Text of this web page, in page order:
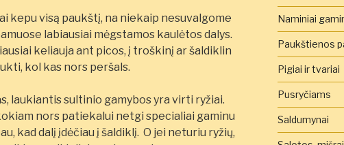
kepu visą paukštį, na niekaip nesuvalgome
labiausiai mėgstamos kaulėtos dalys.
keliauja ant picos, į troškinį ar šaldiklin
kol kas nors peršals.
laukiantis sultinio gamybos yra virti ryžiai.
nors patiekalui netgi specialiai gaminu
kad dalį įdėčiau į šaldiklį. O jei neturiu ryžių,
Naminiai
Paukštienos
Pigiai ir tvariai
Pusryčiams
Saldumynai